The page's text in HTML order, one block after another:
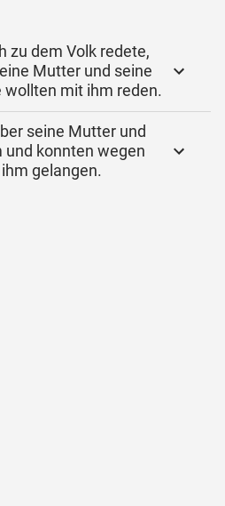
zu dem Volk redete,
Mutter und seine
wollten mit ihm reden.
seine Mutter und
und konnten wegen
gelangen.